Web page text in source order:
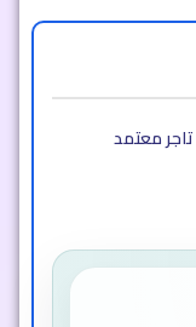
تاجر معتمد